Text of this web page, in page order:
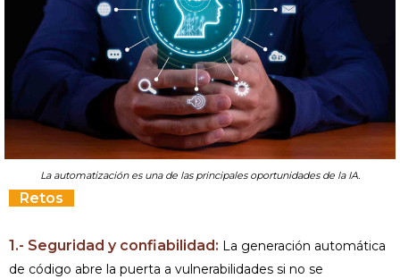
La automatización es una de las principales oportunidades de la IA.
Retos
1.- Seguridad y confiabilidad: La generación automática
de código abre la puerta a vulnerabilidades si no se